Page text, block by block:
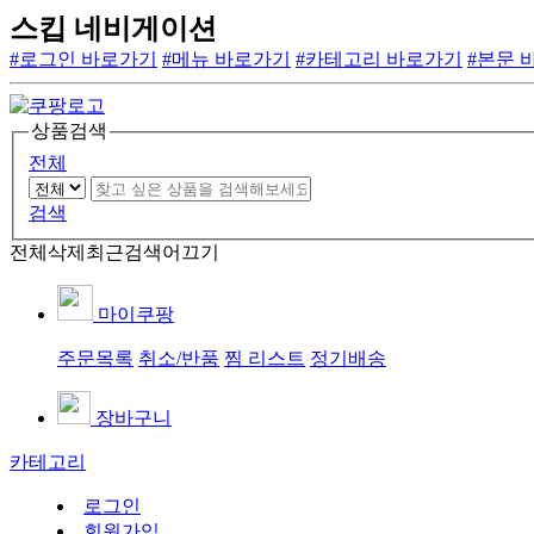
스킵 네비게이션
#로그인 바로가기 #메뉴 바로가기 #카테고리 바로가기 #본문
상품검색
전체
검색
전체삭제 최근검색어끄기
마이쿠팡
주문목록 취소/반품 찜 리스트 정기배송
장바구니
카테고리
로그인